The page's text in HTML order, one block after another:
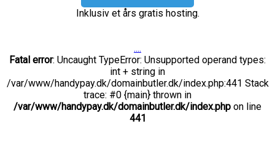
Inklusiv et års gratis hosting.
....
Fatal error: Uncaught TypeError: Unsupported operand types:
int + string in
/var/www/handypay.dk/domainbutler.dk/index.php:441 Stack
trace: #0 {main} thrown in
/var/www/handypay.dk/domainbutler.dk/index.php on line
441